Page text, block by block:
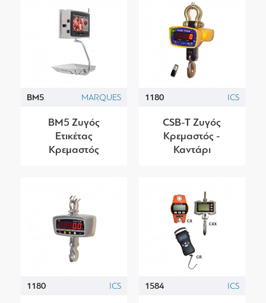
BM5 MARQUES
BM5 Ζυγός
Ετικέτας
Κρεμαστός
1180 ICS
CSB-T Ζυγός
Κρεμαστός -
Καντάρι
1180 ICS 1584 ICS